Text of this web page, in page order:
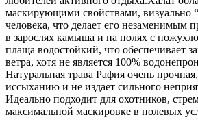
маскирующими свойствами, визуально
человека, что делает его незаменимым
в зарослях камыша и на полях с
плаща водостойкий, что обеспечивает
ветра, хотя не является 100%
Натуральная трава Рафия очень
иссыханию и не издает сильного
Идеально подходит для охотников,
максимальной маскировке в полевых